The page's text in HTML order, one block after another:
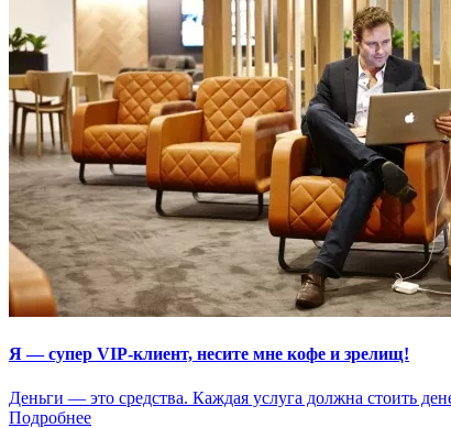
Я — супер VIP-клиент, несите мне кофе и зрелищ!
Деньги — это средства. Каждая услуга должна стоить
Подробнее